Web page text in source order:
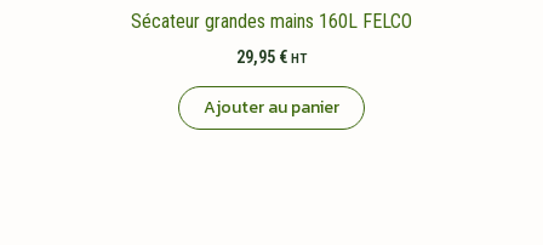
Sécateur grandes mains 160L FELCO
29,95 € HT
Ajouter au panier